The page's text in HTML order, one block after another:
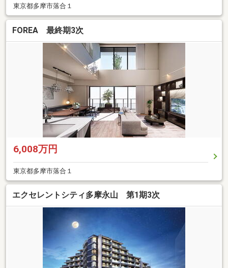
東京都多摩市落合１
FOREA 最終期3次
6,008万円
東京都多摩市落合１
エクセレントシティ多摩永山 第1期3次